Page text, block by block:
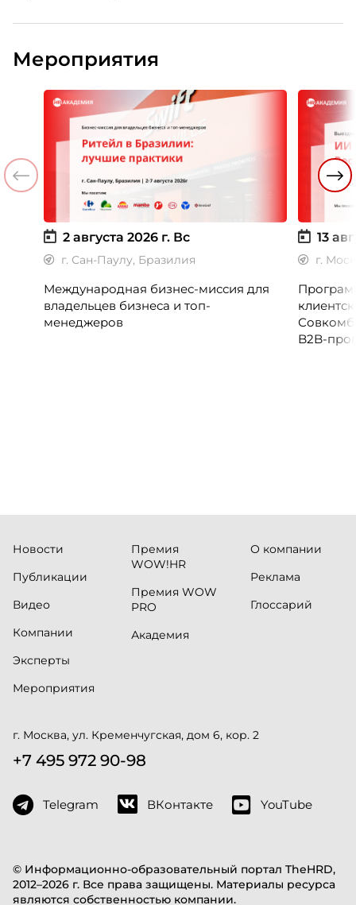
Мероприятия
2 августа 2026 г. Вс
г. Сан-Паулу, Бразилия
Международная бизнес-миссия для
владельцев бизнеса и топ-
менеджеров
13
г.
B2B-
© Информационно-образовательный портал TheHRD,
2012–2026 г. Все права защищены. Материалы ресурса
являются собственностью компании.
Новости
Публикации
Видео
Компании
Эксперты
Мероприятия
Премия
WOW!HR
Премия WOW
PRO
Академия
О компании
Реклама
Глоссарий
г. Москва, ул. Кременчугская, дом 6, кор. 2
+7 495 972 90-98
Telegram ВКонтакте YouTube